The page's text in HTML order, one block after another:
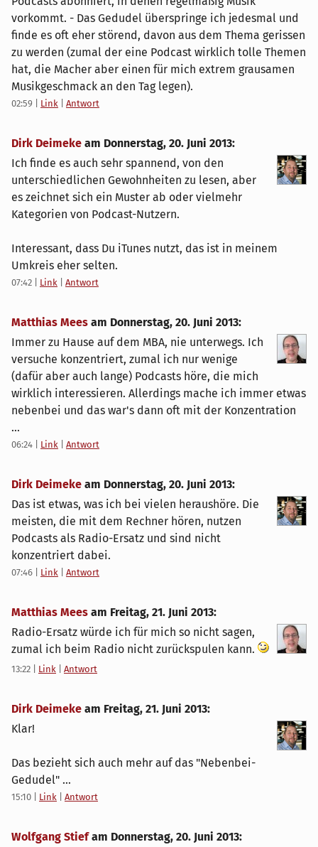
vorkommt. - Das Gedudel überspringe ich jedesmal und
finde es oft eher störend, davon aus dem Thema gerissen
zu werden (zumal der eine Podcast wirklich tolle Themen
hat, die Macher aber einen für mich extrem grausamen
Musikgeschmack an den Tag legen).
02:59 Link Antwort
Dirk Deimeke am Donnerstag, 20. Juni 2013:
Ich finde es auch sehr spannend, von den
unterschiedlichen Gewohnheiten zu lesen, aber
es zeichnet sich ein Muster ab oder vielmehr
Kategorien von Podcast-Nutzern.
Interessant, dass Du iTunes nutzt, das ist in meinem
Umkreis eher selten.
07:42 Link Antwort
Matthias Mees am Donnerstag, 20. Juni 2013:
Immer zu Hause auf dem MBA, nie unterwegs. Ich
versuche konzentriert, zumal ich nur wenige
(dafür aber auch lange) Podcasts höre, die mich
wirklich interessieren. Allerdings mache ich immer etwas
nebenbei und das war's dann oft mit der Konzentration
...
06:24 Link Antwort
Dirk Deimeke am Donnerstag, 20. Juni 2013:
Das ist etwas, was ich bei vielen heraushöre. Die
meisten, die mit dem Rechner hören, nutzen
Podcasts als Radio-Ersatz und sind nicht
konzentriert dabei.
07:46 Link Antwort
Matthias Mees am Freitag, 21. Juni 2013:
Radio-Ersatz würde ich für mich so nicht sagen,
zumal ich beim Radio nicht zurückspulen kann.
13:22 Link Antwort
Dirk Deimeke am Freitag, 21. Juni 2013:
Klar!
Das bezieht sich auch mehr auf das "Nebenbei-
Gedudel" ...
15:10 Link Antwort
Wolfgang Stiefam Donnerstag, 20. Juni 2013: